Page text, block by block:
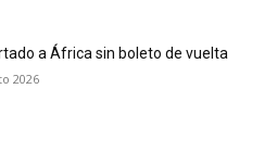
a África sin boleto de vuelta
2026